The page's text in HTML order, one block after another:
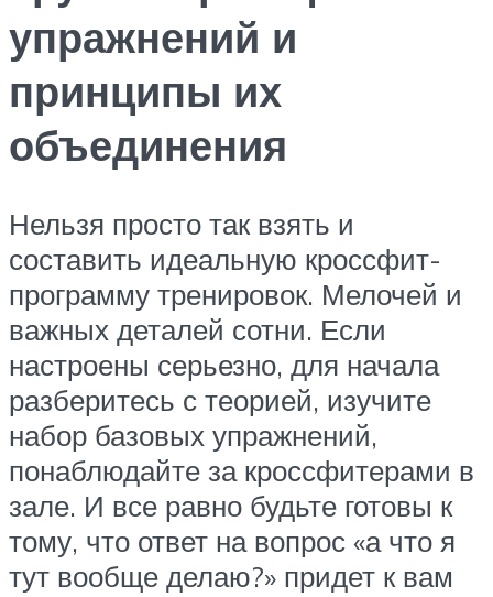
упражнений и
принципы их
объединения
Нельзя просто так взять и
составить идеальную кроссфит-
программу тренировок. Мелочей и
важных деталей сотни. Если
настроены серьезно, для начала
разберитесь с теорией, изучите
набор базовых упражнений,
понаблюдайте за кроссфитерами в
зале. И все равно будьте готовы к
тому, что ответ на вопрос «а что я
тут вообще делаю?» придет к вам